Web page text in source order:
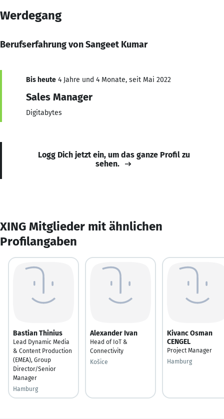
Werdegang
Berufserfahrung von Sangeet Kumar
Bis heute 4 Jahre und 4 Monate, seit Mai 2022
Sales Manager
Digitabytes
Logg Dich jetzt ein, um das ganze Profil zu
sehen.
XING Mitglieder mit ähnlichen
Profilangaben
Bastian Thinius
Lead Dynamic Media
& Content Production
(EMEA), Group
Director/Senior
Manager
Hamburg
Alexander Ivan
Head of IoT &
Connectivity
Košice
Kivanc Osman
CENGEL
Project Manager
Hamburg